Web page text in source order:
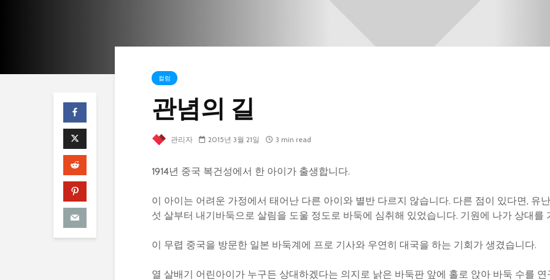
컬럼
관념의 길
관리자 2015년 3월 21일 3 min read
1914년 중국 복건성에서 한 아이가 출생합니다.
이 아이는 어려운 가정에서 태어난 다른 아이와 별반 다르지 않습니다. 다른 점이 있다면, 유
섯 살부터 내기바둑으로 살림을 도울 정도로 바둑에 심취해 있었습니다. 기원에 나가 상대를
이 무렵 중국을 방문한 일본 바둑계에 프로 기사와 우연히 대국을 하는 기회가 생겼습니다.
열 살배기 어린아이가 누구든 상대하겠다는 의지로 낡은 바둑판 앞에 홀로 앉아 바둑 수를